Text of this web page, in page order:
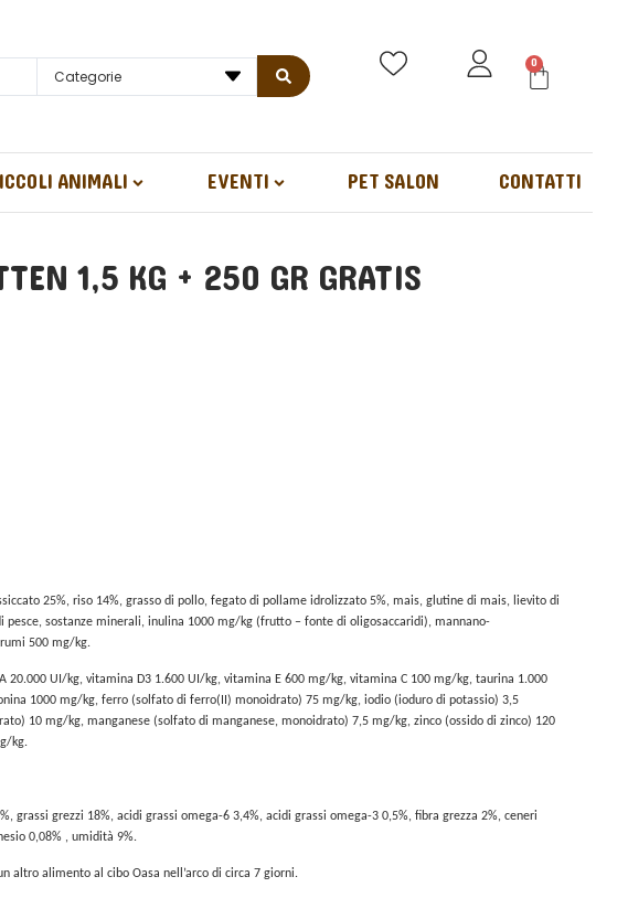
Categorie
0
ANIMALI EVENTI PET SALON CONTATTI
1,5 KG + 250 GR GRATIS
25%, riso 14%, grasso di pollo, fegato di pollame idrolizzato 5%, mais, glutine di mais, lievito di
pesce, sostanze minerali, inulina 1000 mg/kg (frutto – fonte di oligosaccaridi), mannano-
500 mg/kg.
20.000 UI/kg, vitamina D3 1.600 UI/kg, vitamina E 600 mg/kg, vitamina C 100 mg/kg, taurina 1.000
1000 mg/kg, ferro (solfato di ferro(II) monoidrato) 75 mg/kg, iodio (ioduro di potassio) 3,5
10 mg/kg, manganese (solfato di manganese, monoidrato) 7,5 mg/kg, zinco (ossido di zinco) 120
kg.
grassi grezzi 18%, acidi grassi omega-6 3,4%, acidi grassi omega-3 0,5%, fibra grezza 2%, ceneri
0,08% , umidità 9%.
altro alimento al cibo Oasa nell’arco di circa 7 giorni.